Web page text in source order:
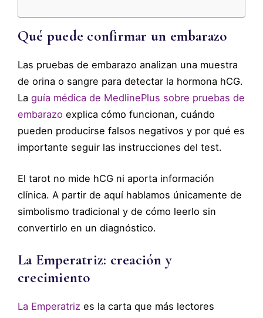
Qué puede confirmar un embarazo
Las pruebas de embarazo analizan una muestra
de orina o sangre para detectar la hormona hCG.
La guía médica de MedlinePlus sobre pruebas de
embarazo explica cómo funcionan, cuándo
pueden producirse falsos negativos y por qué es
importante seguir las instrucciones del test.
El tarot no mide hCG ni aporta información
clínica. A partir de aquí hablamos únicamente de
simbolismo tradicional y de cómo leerlo sin
convertirlo en un diagnóstico.
La Emperatriz: creación y
crecimiento
La Emperatriz es la carta que más lectores